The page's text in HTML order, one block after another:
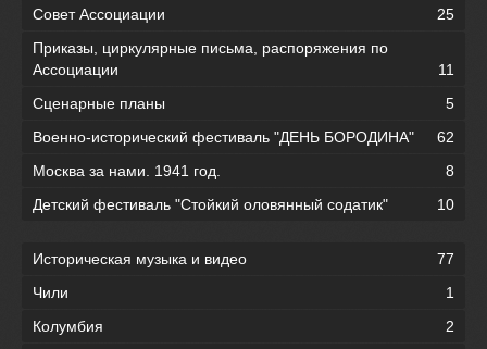
Совет Ассоциации
25
Приказы, циркулярные письма, распоряжения по
Ассоциации
11
Сценарные планы
5
Военно-исторический фестиваль "ДЕНЬ БОРОДИНА"
62
Москва за нами. 1941 год.
8
Детский фестиваль "Стойкий оловянный содатик"
10
Историческая музыка и видео
77
Чили
1
Колумбия
2